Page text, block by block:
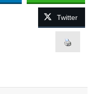
Twitter